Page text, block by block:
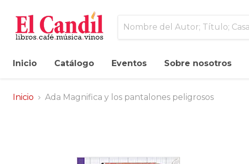
Inicio
Catálogo Eventos Sobre nosotros
Inicio Ada Magnifica y los pantalones peligrosos